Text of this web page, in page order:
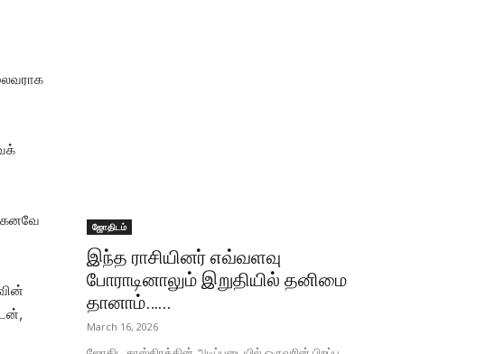
ஜோதிடம்
இந்த ராசியினர் எவ்வளவு
போராடினாலும் இறுதியில் தனிமை
தானாம்…...
March 16, 2026